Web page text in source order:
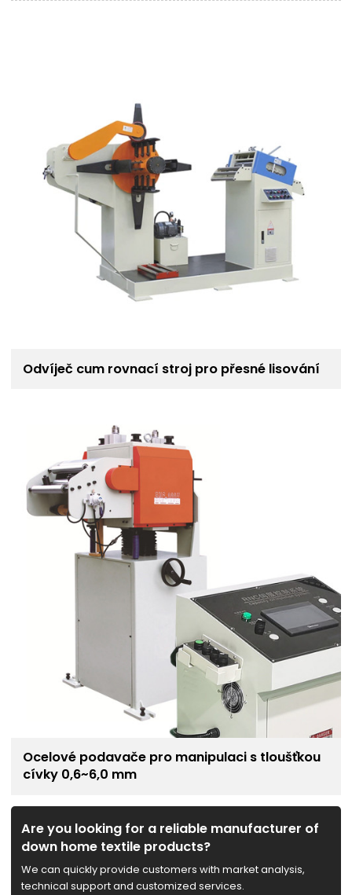
Odvíječ cum rovnací stroj pro přesné lisování
Ocelové podavače pro manipulaci s tloušťkou
cívky 0,6~6,0 mm
Are you looking for a reliable manufacturer of
down home textile products?
We can quickly provide customers with market analysis,
technical support and customized services.